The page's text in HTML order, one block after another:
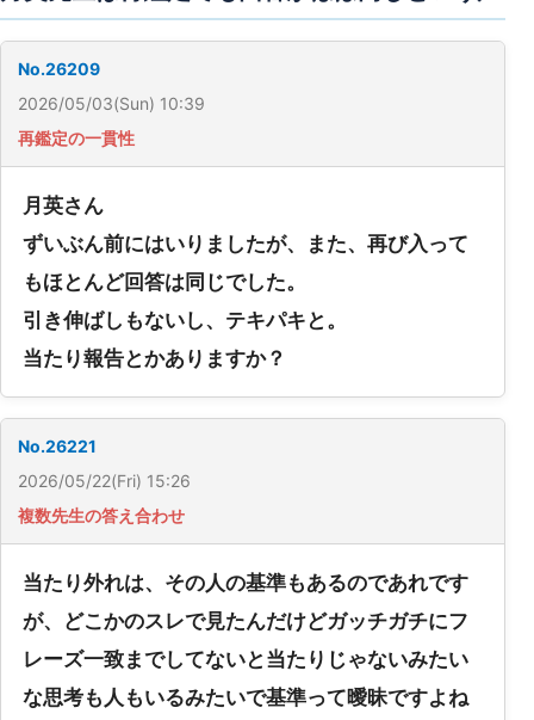
No.26209
2026/05/03(Sun) 10:39
再鑑定の一貫性
月英さん
ずいぶん前にはいりましたが、また、再び入って
もほとんど回答は同じでした。
引き伸ばしもないし、テキパキと。
当たり報告とかありますか？
No.26221
2026/05/22(Fri) 15:26
複数先生の答え合わせ
当たり外れは、その人の基準もあるのであれです
が、どこかのスレで見たんだけどガッチガチにフ
レーズ一致までしてないと当たりじゃないみたい
な思考も人もいるみたいで基準って曖昧ですよね